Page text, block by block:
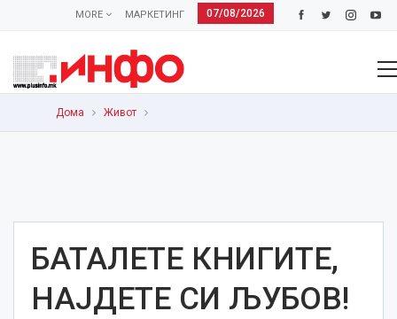
07/08/2026
МАРКЕТИНГ
MORE
Дома Живот
БАТАЛЕТЕ КНИГИТЕ,
НАЈДЕТЕ СИ ЉУБОВ!